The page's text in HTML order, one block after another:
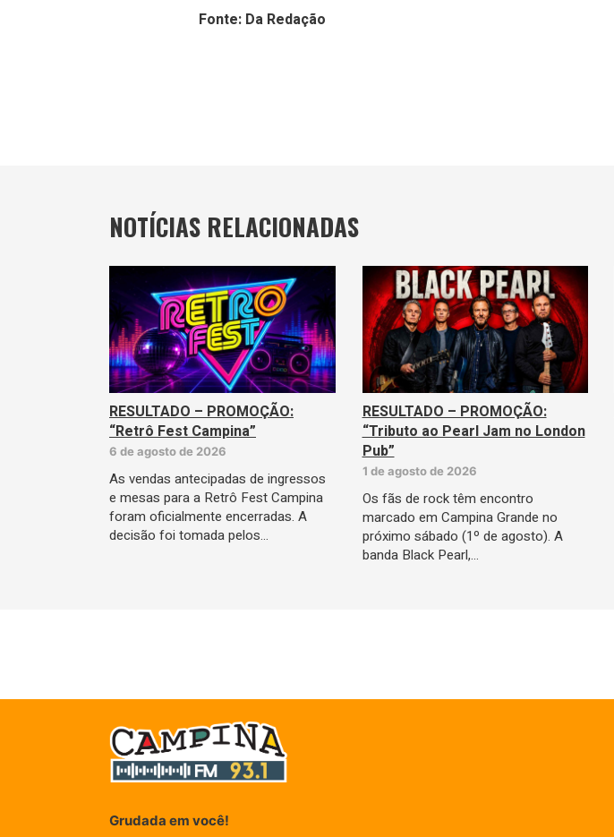
Fonte: Da Redação
NOTÍCIAS RELACIONADAS
RESULTADO – PROMOÇÃO:
“Retrô Fest Campina”
6 de agosto de 2026
As vendas antecipadas de ingressos
e mesas para a Retrô Fest Campina
foram oficialmente encerradas. A
decisão foi tomada pelos…
RESULTADO – PROMOÇÃO:
“Tributo ao Pearl Jam no London
Pub”
1 de agosto de 2026
Os fãs de rock têm encontro
marcado em Campina Grande no
próximo sábado (1º de agosto). A
banda Black Pearl,…
Grudada em você!